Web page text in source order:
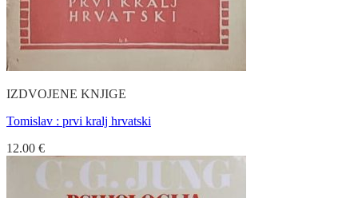
IZDVOJENE KNJIGE
Tomislav : prvi kralj hrvatski
12.00 €